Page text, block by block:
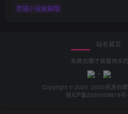
黑猫小说破解版
站长留言
免费白嫖才是最快乐的
Copyright © 2025· 2030资源白
桂ICP备2020009819号